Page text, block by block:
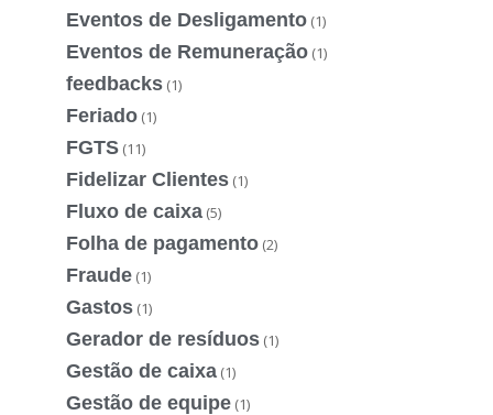
Eventos de Desligamento (1)
Eventos de Remuneração (1)
feedbacks (1)
Feriado (1)
FGTS (11)
Fidelizar Clientes (1)
Fluxo de caixa (5)
Folha de pagamento (2)
Fraude (1)
Gastos (1)
Gerador de resíduos (1)
Gestão de caixa (1)
Gestão de equipe (1)